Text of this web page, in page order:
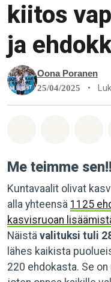
kiitos
ja
Oona Poranen
25/04/2025 •
Me teimme sen!!
Kuntavaalit olivat
alla yhteensä 1125
kasvisruoan
Näistä valituksi tuli
lähes kaikista
220 ehdokasta. Se